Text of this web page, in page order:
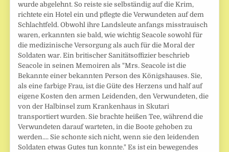
wurde abgelehnt. So reiste sie selbständig auf die Krim,
richtete ein Hotel ein und pflegte die Verwundeten auf dem
Schlachtfeld. Obwohl ihre Landsleute anfangs misstrauisch
waren, erkannten sie bald, wie wichtig Seacole sowohl für
die medizinische Versorgung als auch für die Moral der
Soldaten war. Ein britischer Sanitätsoffizier beschrieb
Seacole in seinen Memoiren als "Mrs. Seacole ist die
Bekannte einer bekannten Person des Königshauses. Sie,
als eine farbige Frau, ist die Güte des Herzens und half auf
eigene Kosten den armen Leidenden, den Verwundeten, die
von der Halbinsel zum Krankenhaus in Skutari
transportiert wurden. Sie brachte heißen Tee, während die
Verwundeten darauf warteten, in die Boote gehoben zu
werden.... Sie schonte sich nicht, wenn sie den leidenden
Soldaten etwas Gutes tun konnte." Es ist ein bewegendes